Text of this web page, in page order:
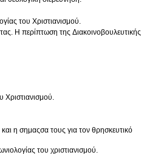
του Χριστιανισμού.
Η περίπτωση της Διακοινοβουλευτικής
η σημαςσα τους για τον θρησκευτικό
του χριστιανισμού.